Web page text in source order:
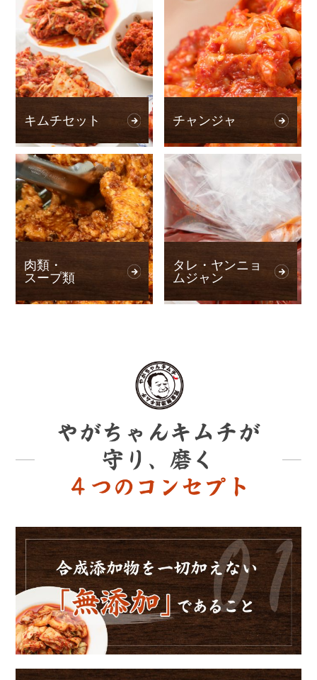
キムチセット チャンジャ
肉類・
スープ類
タレ・ヤンニョ
ムジャン